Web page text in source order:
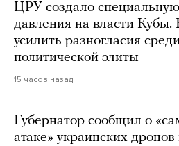
ЦРУ создало
давления на власти Кубы.
усилить разногласия
политической элиты
15 часов назад
Губернатор сообщил о
атаке» украинских